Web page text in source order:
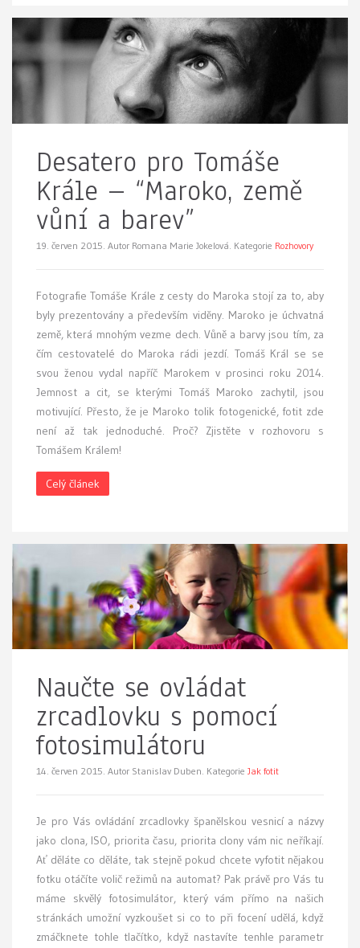
Desatero pro Tomáše
Krále – “Maroko, země
vůní a barev”
19. červen 2015. Autor Romana Marie Jokelová. Kategorie Rozhovory
Fotografie Tomáše Krále z cesty do Maroka stojí za to, aby
byly prezentovány a především viděny. Maroko je úchvatná
země, která mnohým vezme dech. Vůně a barvy jsou tím, za
čím cestovatelé do Maroka rádi jezdí. Tomáš Král se se
svou ženou vydal napříč Marokem v prosinci roku 2014.
Jemnost a cit, se kterými Tomáš Maroko zachytil, jsou
motivující. Přesto, že je Maroko tolik fotogenické, fotit zde
není až tak jednoduché. Proč? Zjistěte v rozhovoru s
Tomášem Králem!
Celý článek
Naučte se ovládat
zrcadlovku s pomocí
fotosimulátoru
14. červen 2015. Autor Stanislav Duben. Kategorie Jak fotit
Je pro Vás ovládání zrcadlovky španělskou vesnicí a názvy
jako clona, ISO, priorita času, priorita clony vám nic neříkají.
Ať děláte co děláte, tak stejně pokud chcete vyfotit nějakou
fotku otáčíte volič režimů na automat? Pak právě pro Vás tu
máme skvělý fotosimulátor, který vám přímo na našich
stránkách umožní vyzkoušet si co to při focení udělá, když
zmáčknete tohle tlačítko, když nastavíte tenhle parametr